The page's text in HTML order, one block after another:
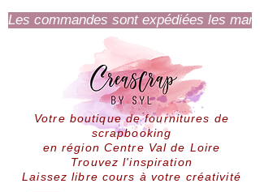
Les commandes sont expédiées les
Votre boutique de fournitures de
scrapbooking
en région Centre Val de Loire
Trouvez l'inspiration
Laissez libre cours à votre créativité